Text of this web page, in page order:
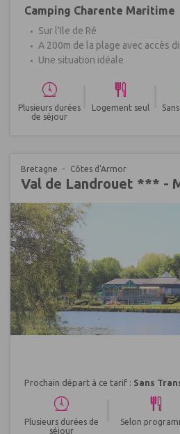
Camping Charente Maritime
Sur l'Ile de Ré
A 200m de la plage avec accès
Une situation idéale
Plusieurs durées
de séjour
Logement seul
Bretagne Côtes d'Armor
Val de Landrouet *** -
Prochain départ à ce tarif : Sans
Plusieurs durées de
séjour
Selon